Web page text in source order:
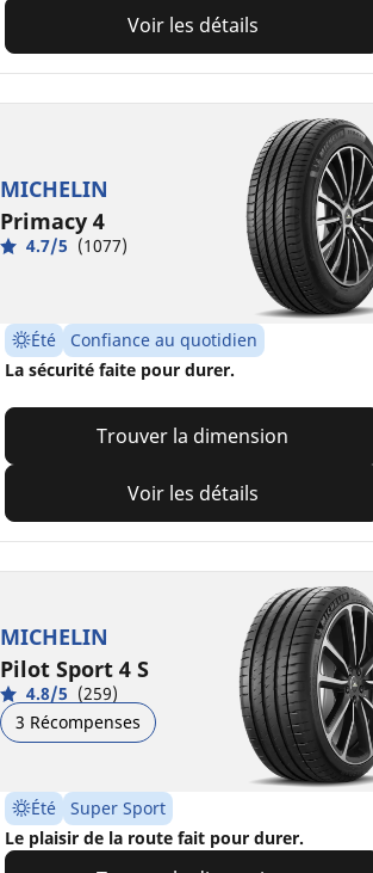
Voir les détails
MICHELIN
Primacy 4
4.7/5 (1077)
Été
Confiance au quotidien
La sécurité faite pour durer.
Trouver la dimension
Voir les détails
MICHELIN
Pilot Sport 4 S
4.8/5 (259)
3 Récompenses
Été
Super Sport
Le plaisir de la route fait pour durer.